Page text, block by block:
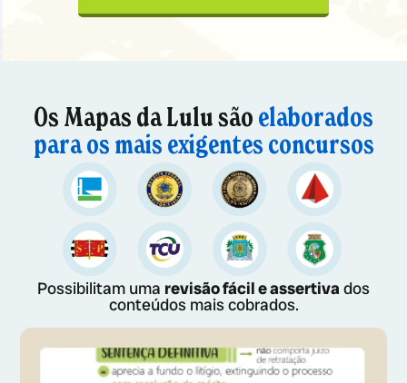
Os Mapas da Lulu são elaborados
para os mais exigentes concursos
Possibilitam uma revisão fácil e assertivados
conteúdos mais cobrados.